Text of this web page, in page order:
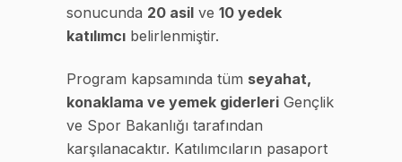
sonucunda 20 asil ve 10 yedek
katılımcı belirlenmiştir.
Program kapsamında tüm seyahat,
konaklama ve yemek giderleri Gençlik
ve Spor Bakanlığı tarafından
karşılanacaktır. Katılımcıların pasaport